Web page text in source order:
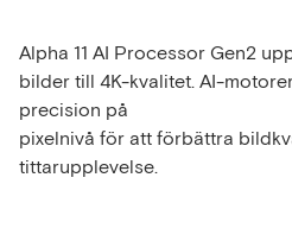
Alpha 11 AI Processor Gen2
bilder till 4K-kvalitet. AI-
precision på
pixelnivå för att förbättra
tittarupplevelse.